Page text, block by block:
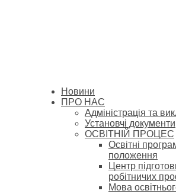
Новини
ПРО НАС
Адміністрація та
Установчі документи
ОСВІТНІЙ ПРОЦЕС
Освітні
положення
Центр
робітничих
Мова